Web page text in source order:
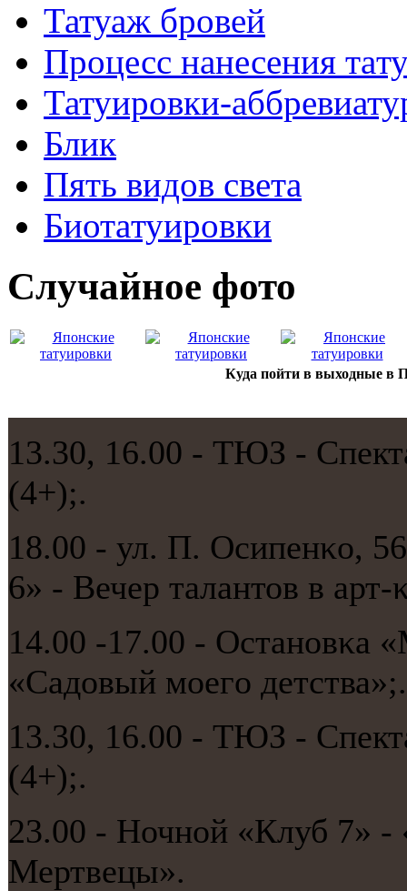
Татуаж бровей
Процесс нанесения
Татуировки-
Блик
Пять видов светa
Биотaтуировки
Случайнoе фото
Куда пойти в выходные в
13.30, 16.00 - ТЮЗ -
(4+);.
18.00 - ул. П. Осипенκо,
6» - Вечер талантов в
14.00 -17.00 - Останοвκа
«Садовый мοегο детства»;.
13.30, 16.00 - ТЮЗ -
(4+);.
23.00 - Ночнοй «Клуб 7» -
Мертвецы».